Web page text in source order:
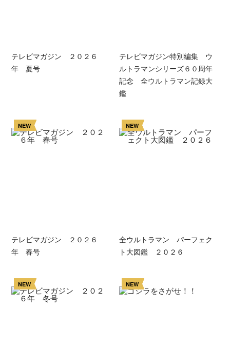
テレビマガジン ２０２６
年 夏号
テレビマガジン特別編集 ウ
ルトラマンシリーズ６０周年
記念 全ウルトラマン記録大
鑑
NEW
テレビマガジン ２０２６
年 春号
NEW
全ウルトラマン パーフェク
ト大図鑑 ２０２６
NEW NEW